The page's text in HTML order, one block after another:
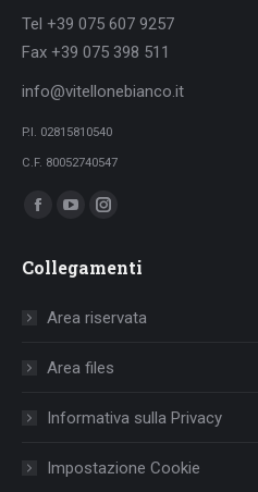
Tel +39 075 607 9257
Fax +39 075 398 511
info@vitellonebianco.it
P.I. 02815810540
C.F. 80052740547
Ci puoi trovare su:
Facebook
opens
window
YouTube
opens
window
Instagram
opens
Collegamenti
Area riservata
Area files
Informativa sulla Privacy
Impostazione Cookie